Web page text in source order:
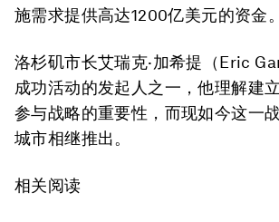
施需求提供高达1200亿美元的资金。
洛杉矶市长艾瑞克·加希提（Eric
成功活动的发起人之一，他理解建
参与战略的重要性，而现如今这一
城市相继推出。
相关阅读